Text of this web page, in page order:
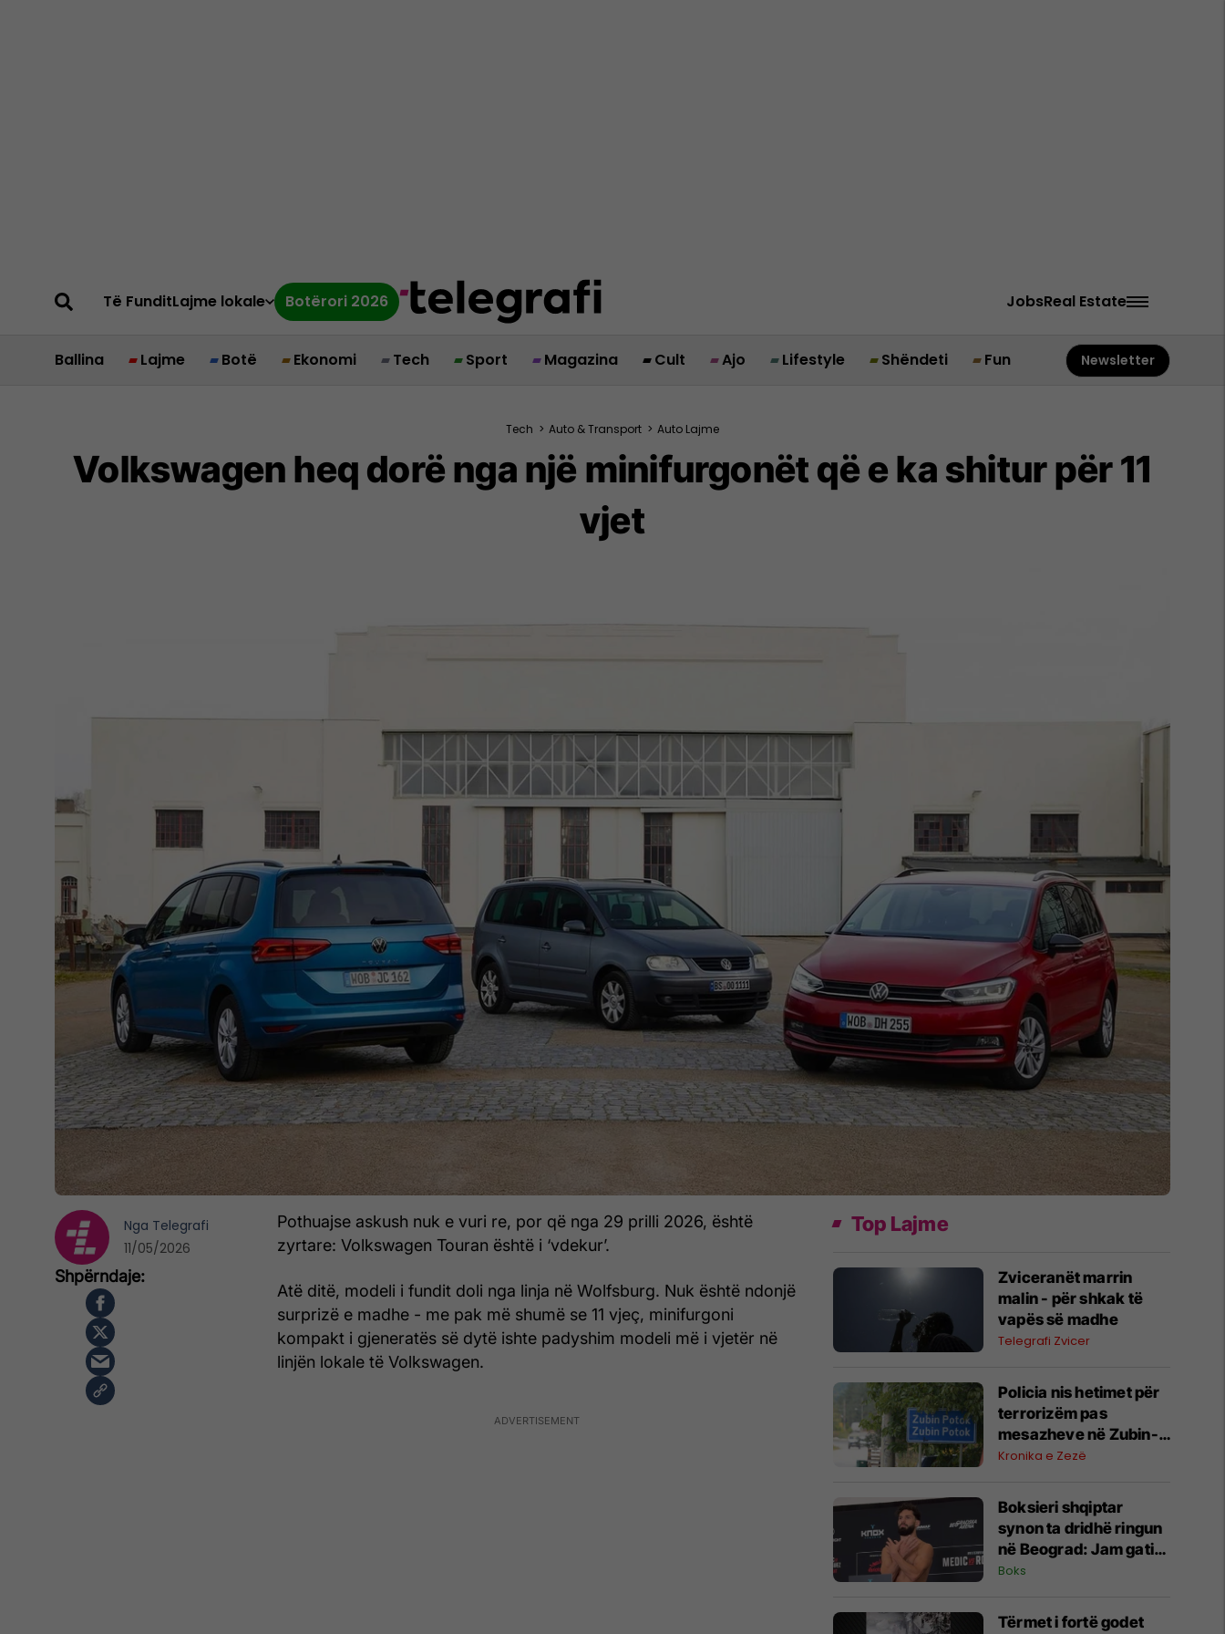
Të FunditLajme lokale Botërori 2026 JobsReal Estate
Ballina Lajme Botë Ekonomi Tech Sport Magazina Cult Ajo Lifestyle Shëndeti Fun Newsletter
Tech > Auto & Transport > Auto Lajme
Volkswagen heq dorë nga një minifurgonët që e ka shitur për 11
vjet
Pothuajse askush nuk e vuri re, por që nga 29 prilli 2026, është
zyrtare: Volkswagen Touran është i ‘vdekur’.
Atë ditë, modeli i fundit doli nga linja në Wolfsburg. Nuk është ndonjë
surprizë e madhe - me pak më shumë se 11 vjeç, minifurgoni
kompakt i gjeneratës së dytë ishte padyshim modeli më i vjetër në
linjën lokale të Volkswagen.
Nga Telegrafi
11/05/2026
Top Lajme
Zviceranët marrin
malin - për shkak të
vapës së madhe
Telegrafi Zvicer
Policia nis hetimet për
terrorizëm pas
mesazheve në Zubin-
Potok
Kronika e Zezë
Boksieri shqiptar
synon ta dridhë ringun
në Beograd: Jam gati,
Zoti e bekoftë
Boks
Tërmet i fortë godet